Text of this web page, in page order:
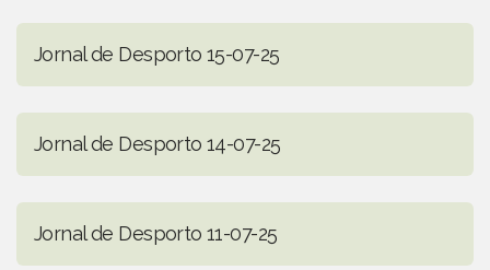
Jornal de Desporto 15-07-25
Jornal de Desporto 14-07-25
Jornal de Desporto 11-07-25